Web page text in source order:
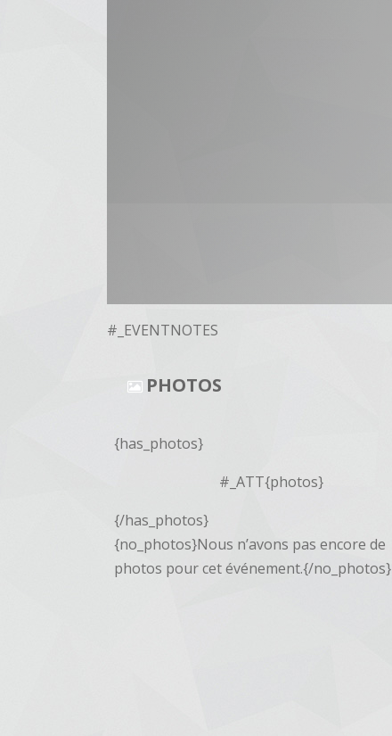
#_EVENTNOTES
PHOTOS
{has_photos}
#_ATT{photos}
{/has_photos}
{no_photos}Nous n’avons pas encore de
photos pour cet événement.{/no_photos}